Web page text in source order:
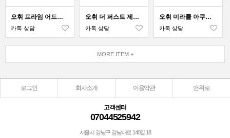
오휘 프라임 어드밴서 스킨 소프너
카톡 상담
오휘 더 퍼스트 제너츄어 스킨 소프너
카톡 상담
오휘 미라클 아쿠아 미스트
카톡 상담
MORE ITEM +
로그인 회사소개 이용약관 맨위로
고객센터
07044525942
서울시 강남구 강남대로 140길 18